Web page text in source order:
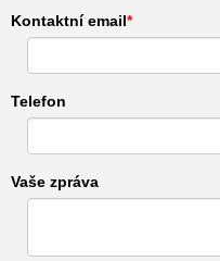
Kontaktní email
Telefon
Vaše zpráva